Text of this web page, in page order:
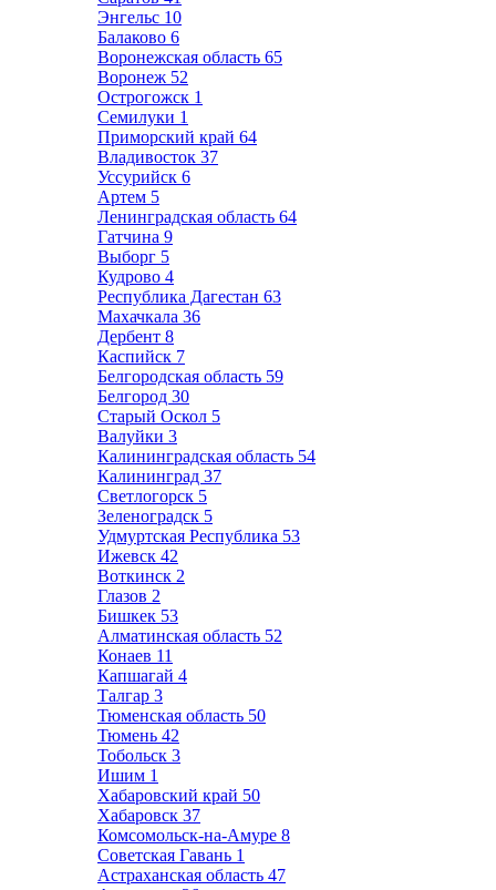
Энгельс 10
Балаково 6
Воронежская область 65
Воронеж 52
Острогожск 1
Семилуки 1
Приморский край 64
Владивосток 37
Уссурийск 6
Артем 5
Ленинградская область 64
Гатчина 9
Выборг 5
Кудрово 4
Республика Дагестан 63
Махачкала 36
Дербент 8
Каспийск 7
Белгородская область 59
Белгород 30
Старый Оскол 5
Валуйки 3
Калининградская область 54
Калининград 37
Светлогорск 5
Зеленоградск 5
Удмуртская Республика 53
Ижевск 42
Воткинск 2
Глазов 2
Бишкек 53
Алматинская область 52
Конаев 11
Капшагай 4
Талгар 3
Тюменская область 50
Тюмень 42
Тобольск 3
Ишим 1
Хабаровский край 50
Хабаровск 37
Комсомольск-на-Амуре 8
Советская Гавань 1
Астраханская область 47